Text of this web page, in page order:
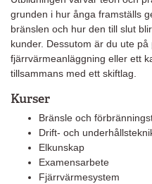
grunden i hur ånga framställs
bränslen och hur den till slut
kunder. Dessutom är du ute på
fjärrvärmeanläggning eller ett
tillsammans med ett skiftlag.
Kurser
Bränsle och
Drift- och
Elkunskap
Examensarbete
Fjärrvärmesystem